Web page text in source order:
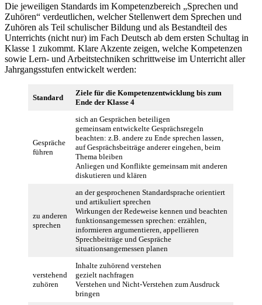
Die jeweiligen Standards im Kompetenzbereich „Sprechen und
Zuhören“ verdeutlichen, welcher Stellenwert dem Sprechen und
Zuhören als Teil schulischer Bildung und als Bestandteil des
Unterrichts (nicht nur) im Fach Deutsch ab dem ersten Schultag in
Klasse 1 zukommt. Klare Akzente zeigen, welche Kompetenzen
sowie Lern- und Arbeitstechniken schrittweise im Unterricht aller
Jahrgangsstufen entwickelt werden:
Standard
Ziele für die Kompetenzentwicklung bis zum
Ende der Klasse 4
Gespräche
führen
sich an Gesprächen beteiligen
gemeinsam entwickelte Gesprächsregeln
beachten: z.B. andere zu Ende sprechen lassen,
auf Gesprächsbeiträge anderer eingehen, beim
Thema bleiben
Anliegen und Konflikte gemeinsam mit anderen
diskutieren und klären
zu anderen
sprechen
an der gesprochenen Standardsprache orientiert
und artikuliert sprechen
Wirkungen der Redeweise kennen und beachten
funktionsangemessen sprechen: erzählen,
informieren argumentieren, appellieren
Sprechbeiträge und Gespräche
situationsangemessen planen
verstehend
zuhören
Inhalte zuhörend verstehen
gezielt nachfragen
Verstehen und Nicht-Verstehen zum Ausdruck
bringen